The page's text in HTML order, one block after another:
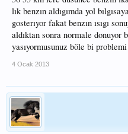
lık benzın aldıgımda yol
gosterıyor fakat benzın ısıgı
aldıktan sonra normale donuyor
yasıyormusunuz böle bi
4 Ocak 2013